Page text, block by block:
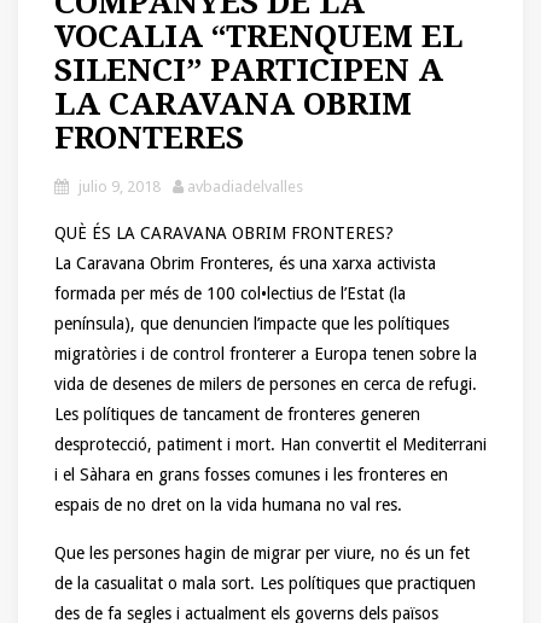
VOCALIA “TRENQUEM EL
SILENCI” PARTICIPEN A
LA CARAVANA OBRIM
FRONTERES
julio 9, 2018 avbadiadelvalles
QUÈ ÉS LA CARAVANA OBRIM FRONTERES?
La Caravana Obrim Fronteres, és una xarxa activista
formada per més de 100 col•lectius de l’Estat (la
península), que denuncien l’impacte que les polítiques
migratòries i de control fronterer a Europa tenen sobre la
vida de desenes de milers de persones en cerca de refugi.
Les polítiques de tancament de fronteres generen
desprotecció, patiment i mort. Han convertit el Mediterrani
i el Sàhara en grans fosses comunes i les fronteres en
espais de no dret on la vida humana no val res.
Que les persones hagin de migrar per viure, no és un fet
de la casualitat o mala sort. Les polítiques que practiquen
des de fa segles i actualment els governs dels països